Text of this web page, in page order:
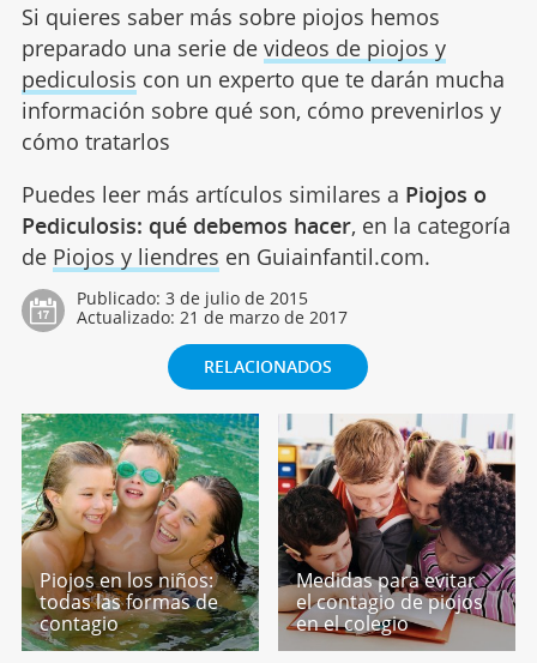
Si quieres saber más sobre piojos hemos
preparado una serie de videos de piojos y
pediculosis con un experto que te darán mucha
información sobre qué son, cómo prevenirlos y
cómo tratarlos
Puedes leer más artículos similares a Piojos o
Pediculosis: qué debemos hacer, en la categoría
de Piojos y liendres en Guiainfantil.com.
Publicado: 3 de julio de 2015
Actualizado: 21 de marzo de 2017
RELACIONADOS
Piojos en los niños:
todas las formas de
contagio
Medidas para evitar
el contagio de piojos
en el colegio